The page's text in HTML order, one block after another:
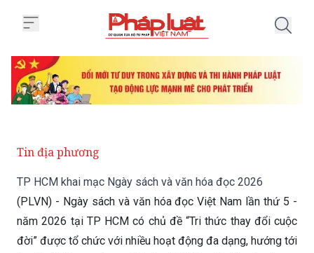
Tin địa phương
TP HCM khai mạc Ngày sách và văn hóa đọc 2026
(PLVN) - Ngày sách và văn hóa đọc Việt Nam lần thứ 5 -
năm 2026 tại TP HCM có chủ đề “Tri thức thay đổi cuộc
đời” được tổ chức với nhiều hoạt động đa dạng, hướng tới